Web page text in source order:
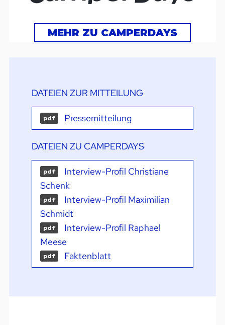
MEHR ZU CAMPERDAYS
DATEIEN ZUR MITTEILUNG
pdf Pressemitteilung
DATEIEN ZU CAMPERDAYS
pdf
Interview-Profil Christiane
Schenk
pdf
Interview-Profil Maximilian
Schmidt
pdf
Interview-Profil Raphael
Meese
pdf Faktenblatt